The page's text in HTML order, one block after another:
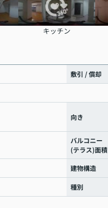
キッチン
敷引 / 償却
向き
バルコニー
(テラス)面積
建物構造
種別